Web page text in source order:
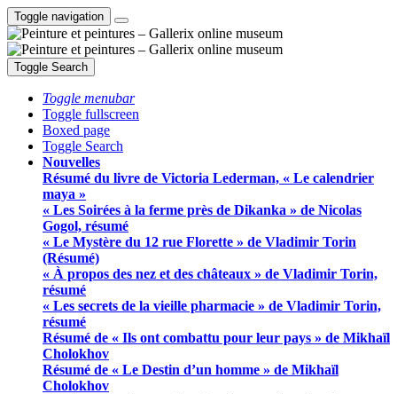
Toggle navigation
Toggle Search
Toggle menubar
Toggle fullscreen
Boxed page
Toggle Search
Nouvelles
Résumé du livre de Victoria Lederman, « Le calendrier
maya »
« Les Soirées à la ferme près de Dikanka » de Nicolas
Gogol, résumé
« Le Mystère du 12 rue Florette » de Vladimir Torin
(Résumé)
« À propos des nez et des châteaux » de Vladimir Torin,
résumé
« Les secrets de la vieille pharmacie » de Vladimir Torin,
résumé
Résumé de « Ils ont combattu pour leur pays » de Mikhaïl
Cholokhov
Résumé de « Le Destin d’un homme » de Mikhaïl
Cholokhov